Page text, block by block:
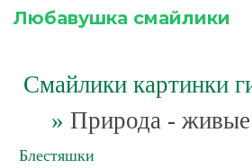
Любавушка смайлики
Смайлики картинки
» Природа - живые
Блестяшки